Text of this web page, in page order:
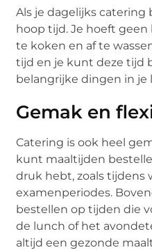
Als je dagelijks catering
hoop tijd. Je hoeft
te koken en af te
tijd en je kunt deze tijd
belangrijke dingen in je
Gemak en
Catering is ook heel
kunt maaltijden
druk hebt, zoals tijdens
examenperiodes.
bestellen op tijden die
de lunch of het
altijd een gezonde